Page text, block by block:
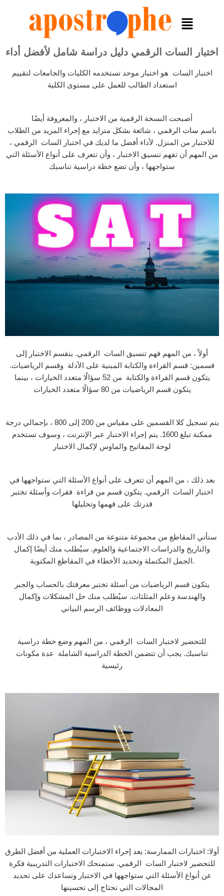
اختبار السات الرقمي دليل دراسة شامل لأفضل أداء
اختبار السات هو اختبار موحد تستخدمه الكليات والجامعات لتقييم
استعداد الطالب للعمل على مستوى الكلية
أصبحت النسخة الرقمية من الاختبار ، والمعروفة أيضًا
باسم سات الرقمي ، شائعة بشكل متزايد مع إجراء المزيد من الطلاب
للاختبار من المنزل. لأداء أفضل ما لديك في اختبار السات الرقمي ،
من المهم أن تفهم تنسيق الاختبار ، وأن تتعرف على أنواع الأسئلة التي
ستواجهها ، وأن تضع خطة دراسية تناسبك
أولاً ، من المهم فهم تنسيق السات الرقمي. ينقسم الاختبار إلى
قسمين: قسم القراءة والكتابة المبنية على الأدلة وقسم الرياضيات.
يتكون قسم القراءة والكتابة من 52 سؤالًا متعدد الخيارات ، بينما
يتكون قسم الرياضيات من 80 سؤالًا متعدد الخيارات
يتم تسجيل كلا القسمين على مقياس من 200 إلى 800 ، بإجمالي درجة
ممكنة تبلغ 1600. يتم إجراء الاختبار عبر الإنترنت ، وسوف تستخدم
لوحة المفاتيح والماوس لإكمال الاختبار
بعد ذلك ، من المهم أن تتعرف على أنواع الأسئلة التي ستواجهها في
اختبار السات الرقمي. يتكون قسم من قراءة فقرات وأسئلة تختبر
قدرتك على فهمها وتحليلها
ستأتي المقاطع من مجموعة متنوعة من المصادر ، بما في ذلك الأدب
والتاريخ والدراسات الاجتماعية والعلوم. سيُطلب منك أيضًا إكمال
الجمل المكتملة وتحديد الأخطاء في المقاطع المكتوبة.
يتكون قسم الرياضيات من أسئلة تختبر معرفتك بالحساب والجبر
والهندسة وعلم المثلثات. سيُطلب منك حل المشكلات وإكمال
المعادلات ووظائف الرسم البياني
للتحضير لاختبار السات الرقمي ، من المهم وضع خطة دراسية
تناسبك. يجب أن تتضمن الخطة الدراسية الشاملة عدة مكونات
رئيسية
أولا: اختبارات الممارسة: يعد إجراء الاختبارات العملية من أفضل الطرق
للتحضير لاختبار السات الرقمي. ستمنحك الاختبارات التدريبية فكرة
عن أنواع الأسئلة التي ستواجهها في الاختبار وتساعدك على تحديد
المجالات التي تحتاج إلى تحسينها